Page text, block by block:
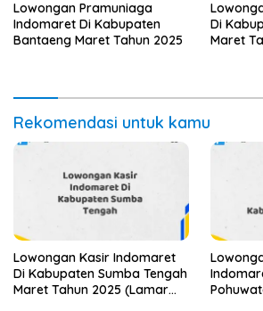
Lowongan Pramuniaga
Indomaret Di Kabupaten
Bantaeng Maret Tahun 2025
Di
Maret
Rekomendasi untuk kamu
Lowongan Kasir Indomaret
Di Kabupaten Sumba Tengah
Maret Tahun 2025 (Lamar